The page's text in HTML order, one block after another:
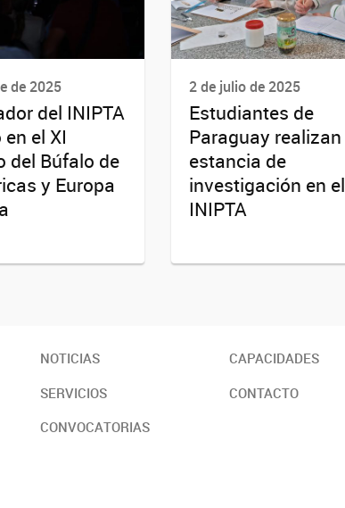
de 2025
del INIPTA
el XI
del Búfalo de
y Europa
2 de julio de 2025
Estudiantes de
Paraguay realizan
estancia de
investigación en el
INIPTA
NOTICIAS
CAPACIDADES
SERVICIOS
CONTACTO
CONVOCATORIAS